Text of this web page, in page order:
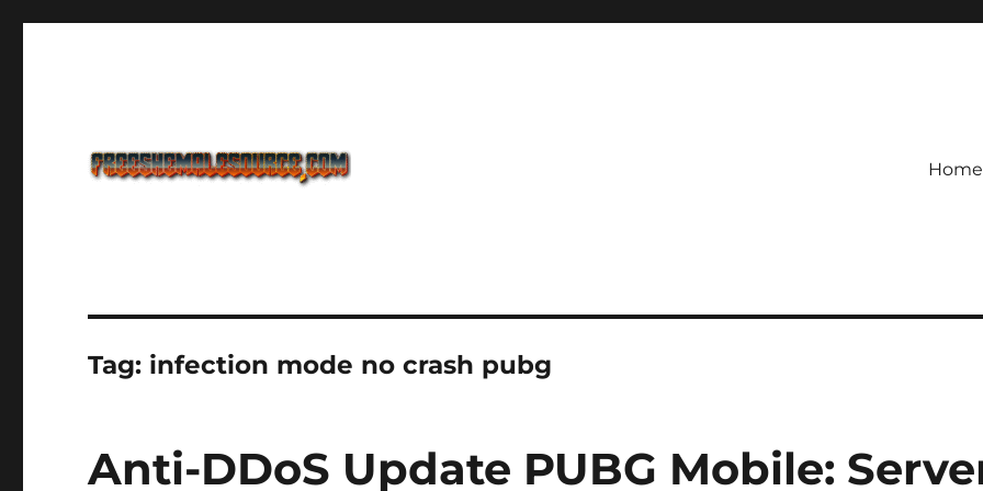
Home
Tag: infection mode no crash pubg
Anti-DDoS Update PUBG Mobile: